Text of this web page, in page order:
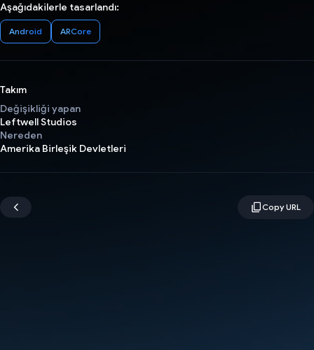
Aşağıdakilerle tasarlandı:
Android ARCore
Takım
Değişikliği yapan
Leftwell Studios
Nereden
Amerika Birleşik Devletleri